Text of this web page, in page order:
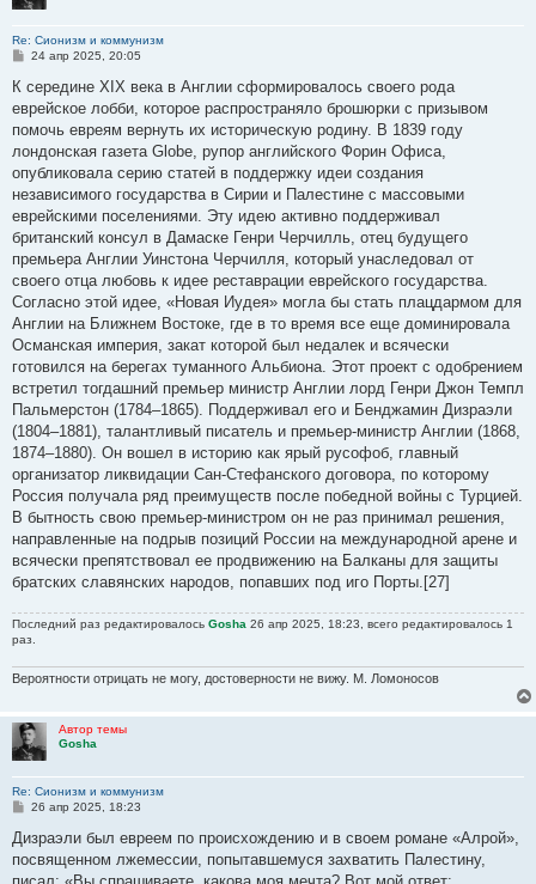
Re: Сионизм и коммунизм
С
о
щ
е
и
е
24 апр 2025, 20:05
К середине XIX века в Англии сформировалось своего рода
еврейское лобби, которое распространяло брошюрки с призывом
помочь евреям вернуть их историческую родину. В 1839 году
лондонская газета Globe, рупор английского Форин Офиса,
опубликовала серию статей в поддержку идеи создания
независимого государства в Сирии и Палестине с массовыми
еврейскими поселениями. Эту идею активно поддерживал
британский консул в Дамаске Генри Черчилль, отец будущего
премьера Англии Уинстона Черчилля, который унаследовал от
своего отца любовь к идее реставрации еврейского государства.
Согласно этой идее, «Новая Иудея» могла бы стать плацдармом для
Англии на Ближнем Востоке, где в то время все еще доминировала
Османская империя, закат которой был недалек и всячески
готовился на берегах туманного Альбиона. Этот проект с одобрением
встретил тогдашний премьер министр Англии лорд Генри Джон Темпл
Пальмерстон (1784–1865). Поддерживал его и Бенджамин Дизраэли
(1804–1881), талантливый писатель и премьер-министр Англии (1868,
1874–1880). Он вошел в историю как ярый русофоб, главный
организатор ликвидации Сан-Стефанского договора, по которому
Россия получала ряд преимуществ после победной войны с Турцией.
В бытность свою премьер-министром он не раз принимал решения,
направленные на подрыв позиций России на международной арене и
всячески препятствовал ее продвижению на Балканы для защиты
братских славянских народов, попавших под иго Порты.[27]
Последний раз редактировалось Gosha 26 апр 2025, 18:23, всего редактировалось 1
раз.
Вероятности отрицать не могу, достоверности не вижу. М. Ломоносов
Автор темы
Gosha
Re: Сионизм и коммунизм
С
о
щ
е
26 апр 2025, 18:23
Дизраэли был евреем по происхождению и в своем романе «Алрой»,
посвященном лжемессии, попытавшемуся захватить Палестину,